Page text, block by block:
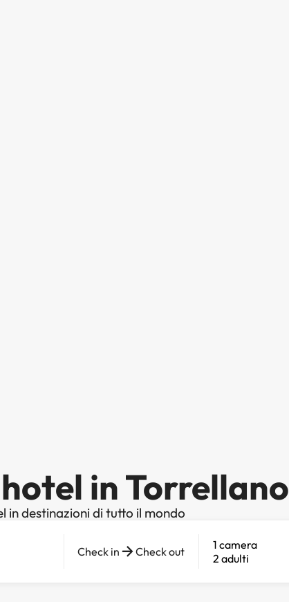
in Torrellano
in destinazioni di tutto il mondo
Check in Check out
1 camera
2 adulti